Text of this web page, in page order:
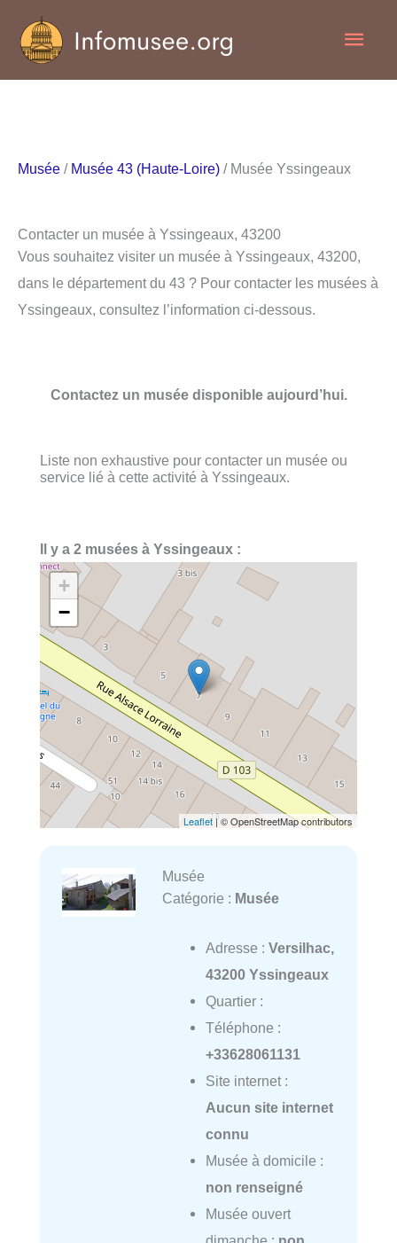
contenu
Musée / Musée 43 (Haute-Loire) / Musée Yssingeaux
Contacter un musée à Yssingeaux, 43200
Vous souhaitez visiter un musée à Yssingeaux, 43200,
dans le département du 43 ? Pour contacter les musées à
Yssingeaux, consultez l’information ci-dessous.
Contactez un musée disponible aujourd’hui.
Liste non exhaustive pour contacter un musée ou
service lié à cette activité à Yssingeaux.
Il y a 2 musées à Yssingeaux :
+
−
Leaflet| © OpenStreetMap contributors
Musée
Catégorie : Musée
Adresse : Versilhac,
43200 Yssingeaux
Quartier :
Téléphone :
+33628061131
Site internet :
Aucun site internet
connu
Musée à domicile :
non renseigné
Musée ouvert